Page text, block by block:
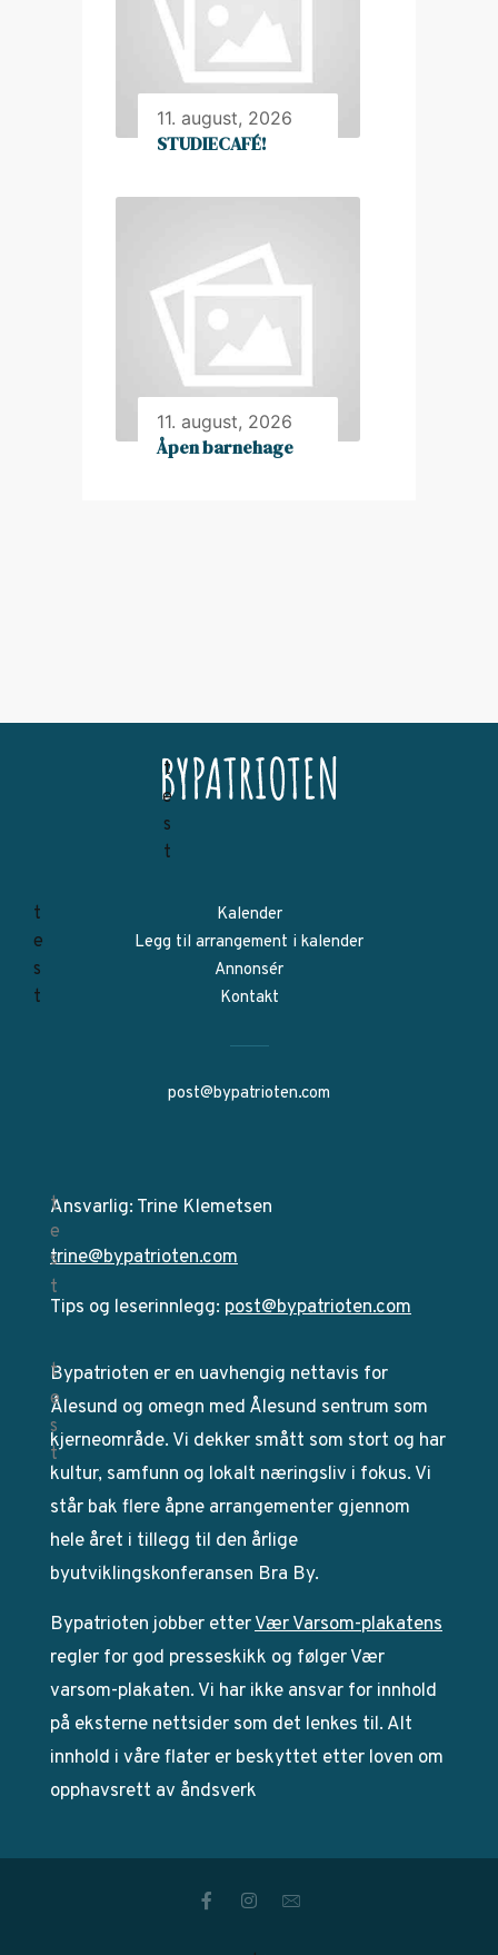
11. august, 2026
STUDIECAFÉ!
11. august, 2026
Åpen barnehage
Kalender
Legg til arrangement i kalender
Annonsér
Kontakt
post@bypatrioten.com
Ansvarlig: Trine Klemetsen
trine@bypatrioten.com
Tips og leserinnlegg: post@bypatrioten.com
Bypatrioten er en uavhengig nettavis for
Ålesund og omegn med Ålesund sentrum som
kjerneområde. Vi dekker smått som stort og har
kultur, samfunn og lokalt næringsliv i fokus. Vi
står bak flere åpne arrangementer gjennom
hele året i tillegg til den årlige
byutviklingskonferansen Bra By.
Bypatrioten jobber etterVær Varsom-plakatens
regler for god presseskikk og følger Vær
varsom-plakaten. Vi har ikke ansvar for innhold
på eksterne nettsider som det lenkes til. Alt
innhold i våre flater er beskyttet etter loven om
opphavsrett av åndsverk